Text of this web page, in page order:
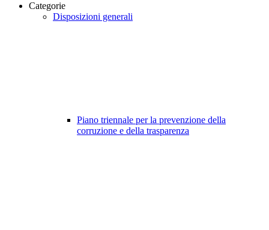
Categorie
Disposizioni generali
Piano triennale per la prevenzione della
corruzione e della trasparenza